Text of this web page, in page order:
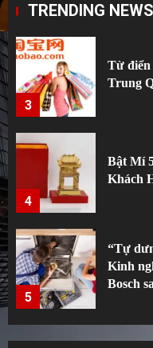
TRENDING NEWS
2
3
Từ điển
Trung
4
Bật Mí
Khách
5
“Tự
Kinh
Bosch